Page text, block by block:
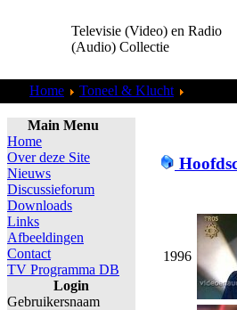
Televisie (Video) en Radio
(Audio) Collectie
Home Toneel & Klucht
Main Menu
Home
Over deze Site
Nieuws
Discussieforum
Downloads
Links
Afbeeldingen
Contact
TV Programma DB
Login
Gebruikersnaam
1996